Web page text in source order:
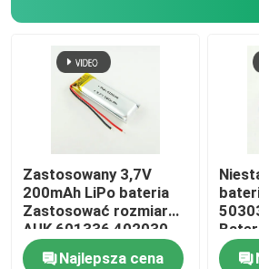
Zastosowany 3,7V
200mAh LiPo bateria
Zastosować rozmiar
AUK 601336 402030
LiPo bateria
Najlepsza cena